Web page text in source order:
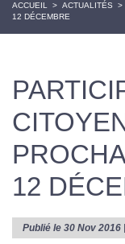
ACCUEIL > ACTUALITÉS >
12 DÉCEMBRE
12
Publié le 30 Nov 2016